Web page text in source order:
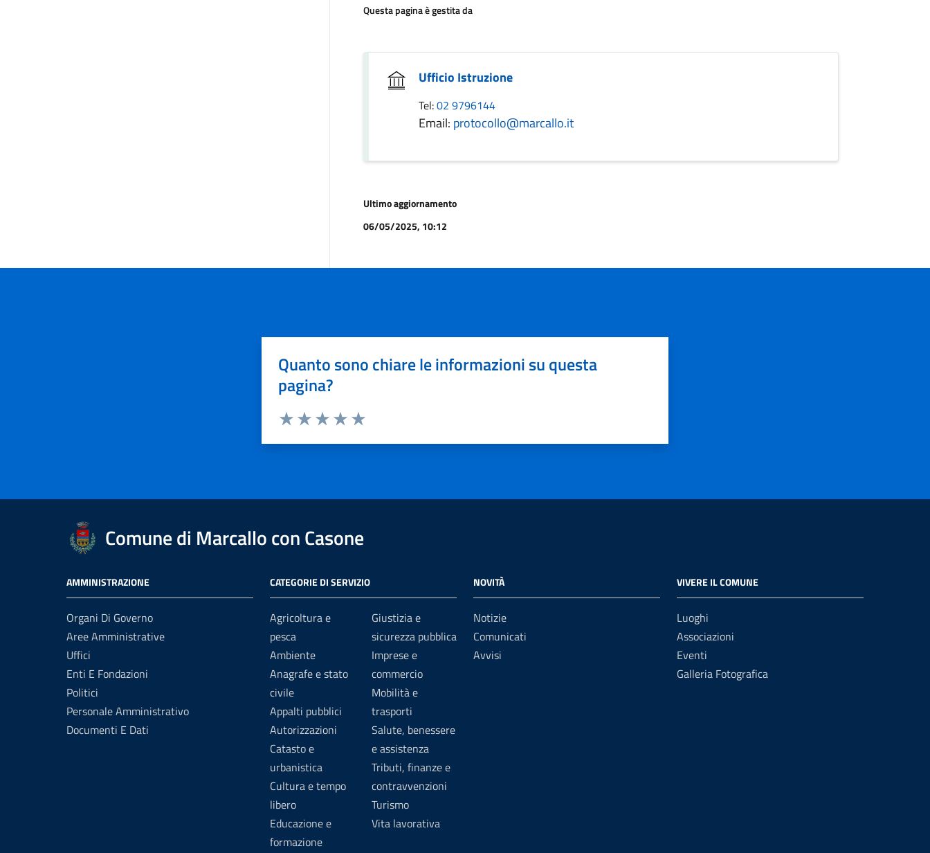
Questa pagina è gestita da
Ufficio Istruzione
Tel:02 9796144
Email: protocollo@marcallo.it
Ultimo aggiornamento
06/05/2025, 10:12
Quanto sono chiare le informazioni su questa
pagina?
Comune di Marcallo con Casone
AMMINISTRAZIONE
Organi Di Governo
Aree Amministrative
Uffici
Enti E Fondazioni
Politici
Personale Amministrativo
Documenti E Dati
CATEGORIE DI SERVIZIO
Agricoltura e
pesca
Ambiente
Anagrafe e stato
civile
Appalti pubblici
Autorizzazioni
Catasto e
urbanistica
Cultura e tempo
libero
Educazione e
formazione
Giustizia e
sicurezza pubblica
Imprese e
commercio
Mobilità e
trasporti
Salute, benessere
e assistenza
Tributi, finanze e
contravvenzioni
Turismo
Vita lavorativa
NOVITÀ
Notizie
Comunicati
Avvisi
VIVERE IL COMUNE
Luoghi
Associazioni
Eventi
Galleria Fotografica